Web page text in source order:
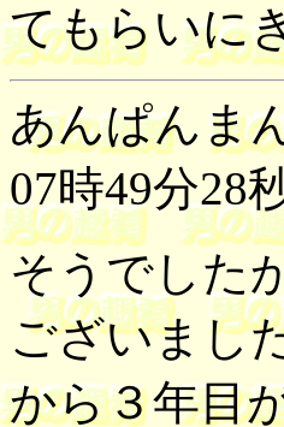
てもらいに
あんぱん
07時49分28
そうでした
ございまし
から３年目